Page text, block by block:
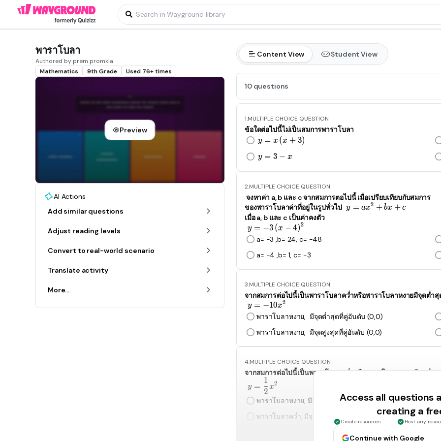
พาราโบลา
Authored by prem promkla
Mathematics
9th Grade Used 76+ times
Preview
AI Actions
Add similar questions
Adjust reading levels
Convert to real-world scenario
Translate activity
More...
Content View Student View
10 questions
1.MULTIPLE CHOICE QUESTION
ข้อใดต่อไปนี้ไม่เป็นสมการพาราโบลา
y=x\left(x+3\right)
y = x (x + 3)
y=3-x
y = 3 − x
2.MULTIPLE CHOICE QUESTION
จงหาค่า a, b และ c จากสมการตอไปนี้ เมื่อเปรียบเทียบกับสมการ
ของพาราโบลาค่าที่อยู่ในรูปทั่วไป
y=ax^2+bx+c
y = ax2 + bx + c
เมื่อa, b และ c เป็นค่าคงตัว
y=-3\left(x-4\right)^2
y = −3 (x − 4)2
a= -3 ,b= 24, c= -48
a= -4 ,b= 1, c= -3
3.MULTIPLE CHOICE QUESTION
จากสมการต่อไปนี้เป็นพาราโบลาคว่ำหรือพาราโบลาหงายมีจุดต่ำ
y=-10x^2
y = −10x2
พาราโบลาหงาย, มีจุดต่ำสุดที่คู่อันดับ (0,0)
พาราโบลาหงาย, มีจุดสูงสุดที่คู่อันดับ (0,0)
4.MULTIPLE CHOICE QUESTION
จากสมการต่อไปนี้เป็นพาราโบลาคว่ำหรือพาราโบลาหงายมีจุดต่ำ
y=\frac{1}{2}x^2
y =
2
1
x2
พาราโบลาหงาย, มีจุดสูงสุดที่คู่อันดับ (0,0)
พาราโบลาคว่ำ, มีจุดต่ำสุดที่คู่อันดับ (0,0)
Access all questions
creating a
Create resources Host any
Continue with Google